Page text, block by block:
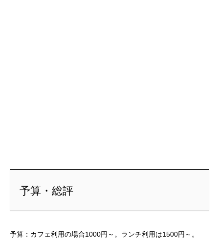
予算・総評
予算：カフェ利用の場合1000円～。ランチ利用は1500円～。